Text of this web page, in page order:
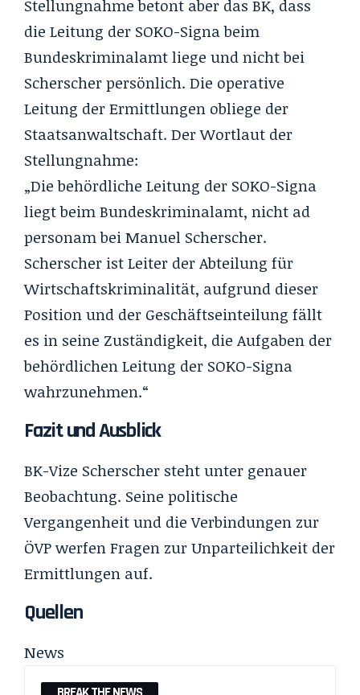
Stellungnahme betont aber das BK, dass
die Leitung der SOKO-Signa beim
Bundeskriminalamt liege und nicht bei
Scherscher persönlich. Die operative
Leitung der Ermittlungen obliege der
Staatsanwaltschaft. Der Wortlaut der
Stellungnahme:
„Die behördliche Leitung der SOKO-Signa
liegt beim Bundeskriminalamt, nicht ad
personam bei Manuel Scherscher.
Scherscher ist Leiter der Abteilung für
Wirtschaftskriminalität, aufgrund dieser
Position und der Geschäftseinteilung fällt
es in seine Zuständigkeit, die Aufgaben der
behördlichen Leitung der SOKO-Signa
wahrzunehmen.“
Fazit und Ausblick
BK-Vize Scherscher steht unter genauer
Beobachtung. Seine politische
Vergangenheit und die Verbindungen zur
ÖVP werfen Fragen zur Unparteilichkeit der
Ermittlungen auf.
Quellen
News